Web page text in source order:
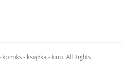
- książka - kino. All Rights